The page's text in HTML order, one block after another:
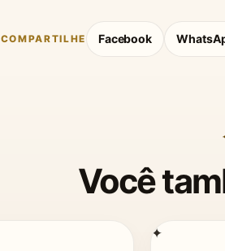
COMPARTILHE Facebook
Você
✦